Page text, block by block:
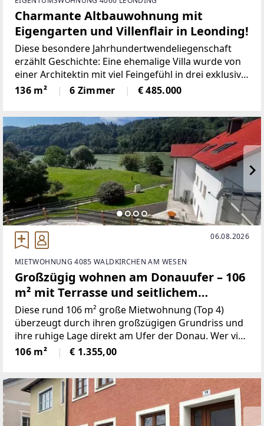
Charmante Altbauwohnung mit
Eigengarten und Villenflair in Leonding!
Diese besondere Jahrhundertwendeliegenschaft
erzählt Geschichte: Eine ehemalige Villa wurde von
einer Architektin mit viel Feingefühl in drei exklusive
Eigentumswohnungen umgebaut und neu
aufgeteilt. Jede Einheit bewahrt den Charakter des
136 m² 6 Zimmer € 485.000
06.08.2026
MIETWOHNUNG 4085 WALDKIRCHEN AM WESEN
Großzügig wohnen am Donauufer – 106
m² mit Terrasse und seitlichem
Donaublick
Diese rund 106 m² große Mietwohnung (Top 4)
überzeugt durch ihren großzügigen Grundriss und
ihre ruhige Lage direkt am Ufer der Donau. Wer viel
Platz zum Leben sucht und dabei nicht auf
Naturnähe verzichten möchte, findet hier ein
106 m² € 1.355,00